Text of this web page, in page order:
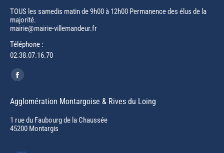
TOUS les samedis matin de 9h00 à 12h00 Permanence des élus de la
majorité.
mairie@mairie-villemandeur.fr
Téléphone :
02.38.07.16.70
Trouvez nous sur :
Facebook
opens
in
new
Agglomération Montargoise & Rives du Loing
1 rue du Faubourg de la Chaussée
45200 Montargis